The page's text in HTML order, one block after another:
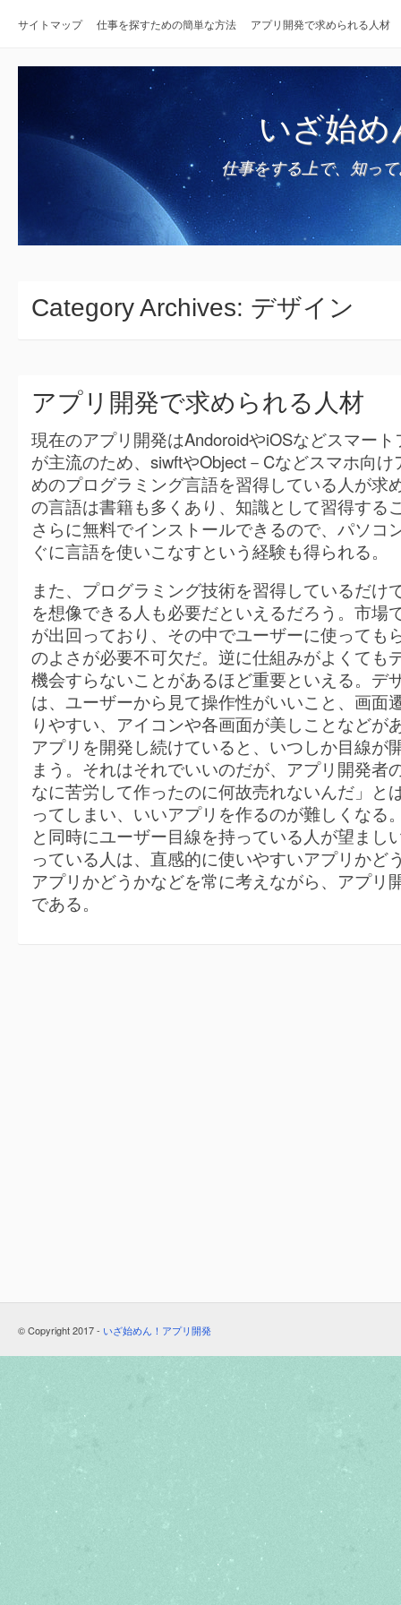
サイトマップ 仕事を探すための簡単な方法 アプリ開発で求められる人材
いざ始め
仕事をする上で、知っ
Category Archives: デザイン
アプリ開発で求められる人材
現在のアプリ開発はAndoroidやiOSなどスマー
が主流のため、siwftやObject－Cなどスマホ向
めのプログラミング言語を習得している人が求
の言語は書籍も多くあり、知識として習得する
さらに無料でインストールできるので、パソコ
ぐに言語を使いこなすという経験も得られる。
また、プログラミング技術を習得しているだけ
を想像できる人も必要だといえるだろう。市場
が出回っており、その中でユーザーに使っても
のよさが必要不可欠だ。逆に仕組みがよくても
機会すらないことがあるほど重要といえる。デ
は、ユーザーから見て操作性がいいこと、画面
りやすい、アイコンや各画面が美しことなどが
アプリを開発し続けていると、いつしか目線が
まう。それはそれでいいのだが、アプリ開発者
なに苦労して作ったのに何故売れないんだ」と
ってしまい、いいアプリを作るのが難しくなる
と同時にユーザー目線を持っている人が望まし
っている人は、直感的に使いやすいアプリかど
アプリかどうかなどを常に考えながら、アプリ
である。
© Copyright 2017 - いざ始めん！アプリ開発